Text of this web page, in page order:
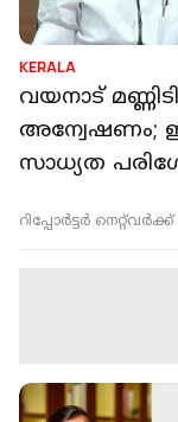
KERALA
വയനാട്
അന്വേഷണം;
സാധ്യത
റിപ്പോർട്ടർ നെറ്റ്‌വര്‍ക്ക്‌